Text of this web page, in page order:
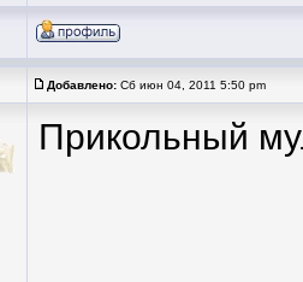
Добавлено: Сб июн 04, 2011 5:50 pm
Прикольный